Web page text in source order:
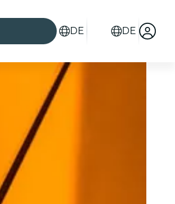
DE DE